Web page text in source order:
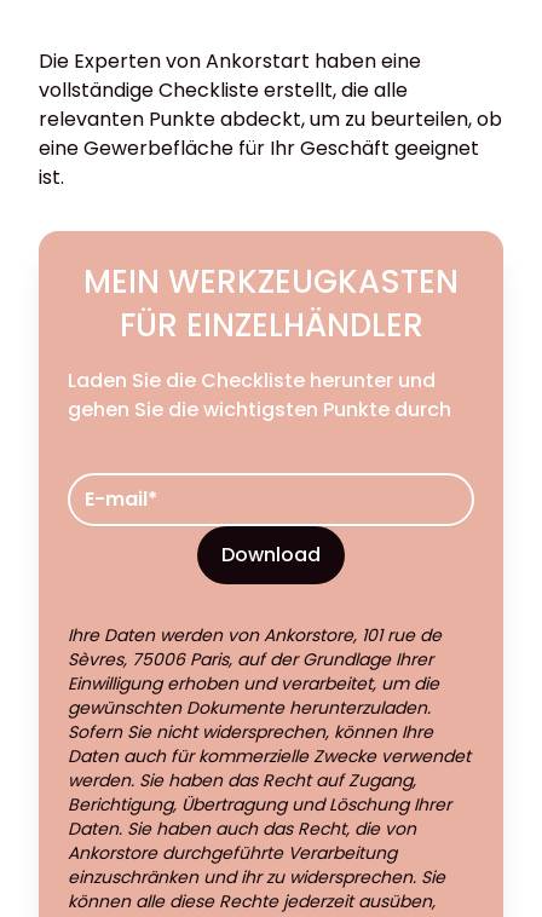
Die Experten von Ankorstart haben eine
vollständige Checkliste erstellt, die alle
relevanten Punkte abdeckt, um zu beurteilen, ob
eine Gewerbefläche für Ihr Geschäft geeignet
ist.
MEIN WERKZEUGKASTEN
FÜR EINZELHÄNDLER
Laden Sie die Checkliste herunter und
gehen Sie die wichtigsten Punkte durch
Email address
Download
Ihre Daten werden von Ankorstore, 101 rue de
Sèvres, 75006 Paris, auf der Grundlage Ihrer
Einwilligung erhoben und verarbeitet, um die
gewünschten Dokumente herunterzuladen.
Sofern Sie nicht widersprechen, können Ihre
Daten auch für kommerzielle Zwecke verwendet
werden. Sie haben das Recht auf Zugang,
Berichtigung, Übertragung und Löschung Ihrer
Daten. Sie haben auch das Recht, die von
Ankorstore durchgeführte Verarbeitung
einzuschränken und ihr zu widersprechen. Sie
können alle diese Rechte jederzeit ausüben,